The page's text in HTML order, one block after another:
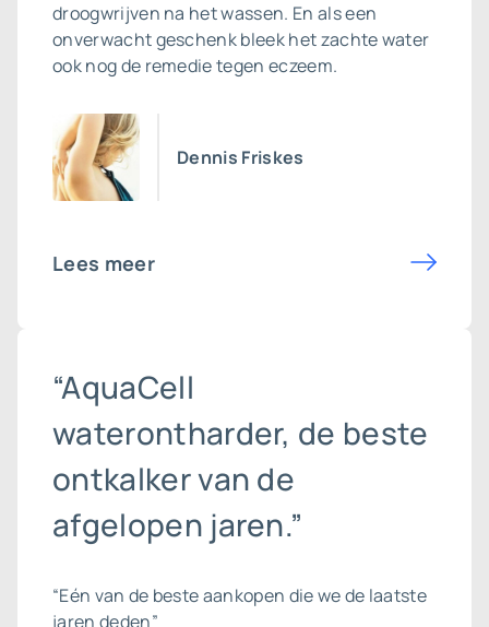
droogwrijven na het wassen. En als een
onverwacht geschenk bleek het zachte water
ook nog de remedie tegen eczeem.
Dennis Friskes
Lees meer
“AquaCell
waterontharder, de beste
ontkalker van de
afgelopen jaren.”
“Eén van de beste aankopen die we de laatste
jaren deden”